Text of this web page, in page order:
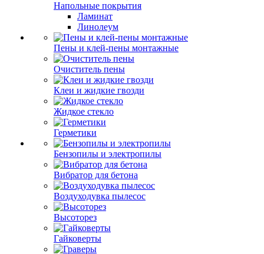
Напольные покрытия
Ламинат
Линолеум
Пены и клей-пены монтажные
Очиститель пены
Клеи и жидкие гвозди
Жидкое стекло
Герметики
Бензопилы и электропилы
Вибратор для бетона
Воздуходувка пылесос
Высоторез
Гайковерты